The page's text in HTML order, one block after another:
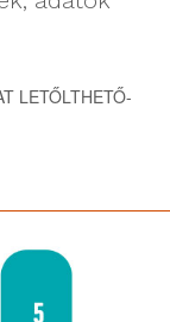
LETŐLTHETŐ-